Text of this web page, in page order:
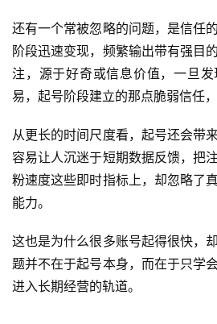
还有一个常被忽略的问题，是信任
阶段迅速变现，频繁输出带有强目
注，源于好奇或信息价值，一旦
易，起号阶段建立的那点脆弱信任，
从更长的时间尺度看，起号还会带
容易让人沉迷于短期数据反馈，把
粉速度这些即时指标上，却忽略了
能力。
这也是为什么很多账号起得很快，
题并不在于起号本身，而在于只学
进入长期经营的轨道。